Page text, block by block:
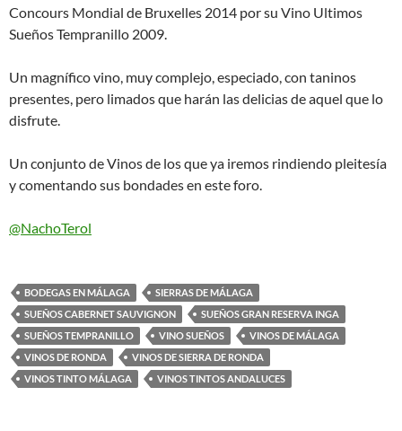
Concours Mondial de Bruxelles 2014 por su Vino Ultimos
Sueños Tempranillo 2009.
Un magnífico vino, muy complejo, especiado, con taninos
presentes, pero limados que harán las delicias de aquel que lo
disfrute.
Un conjunto de Vinos de los que ya iremos rindiendo pleitesía
y comentando sus bondades en este foro.
@NachoTerol
BODEGAS EN MÁLAGA
SIERRAS DE MÁLAGA
SUEÑOS CABERNET SAUVIGNON
SUEÑOS GRAN RESERVA INGA
SUEÑOS TEMPRANILLO
VINO SUEÑOS
VINOS DE MÁLAGA
VINOS DE RONDA
VINOS DE SIERRA DE RONDA
VINOS TINTO MÁLAGA
VINOS TINTOS ANDALUCES